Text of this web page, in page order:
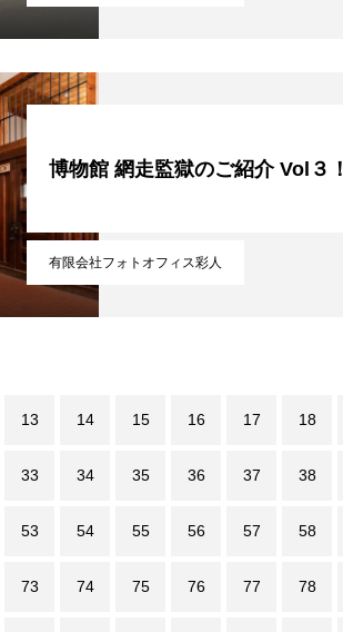
有限会社フォトオフィス彩人
博物館 網走監獄のご紹介 Vol３！
13 14 15 16 17 18
33 34 35 36 37 38
53 54 55 56 57 58
73 74 75 76 77 78